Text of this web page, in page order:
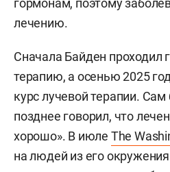
лечению.
Сначала Байден проходил
терапию, а осенью 2025
курс лучевой терапии.
позднее говорил, что
хорошо». В июле The
на людей из его